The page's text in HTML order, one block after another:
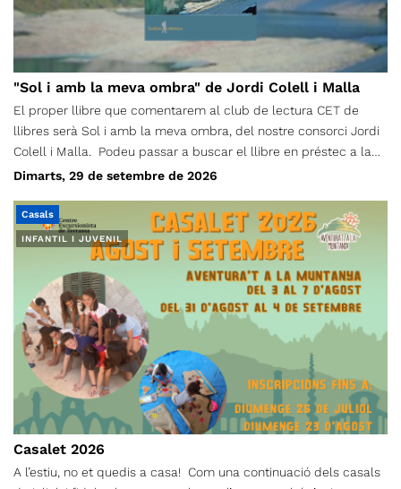
"Sol i amb la meva ombra" de Jordi Colell i Malla
El proper llibre que comentarem al club de lectura CET de
llibres serà Sol i amb la meva ombra, del nostre consorci Jordi
Colell i Malla. Podeu passar a buscar el llibre en préstec a la
Secretaria del CET, de dilluns a divendres de 17h a 20h. La
Cal fer inscripció al formulari adjunt. (Feu-la tant si teniu el
llibre com no, per saber quants l’estem llegint) Preu: Socis/es
gratuït No socis/es: 5€
Dimarts, 29 de setembre de 2026
INFANTIL I JUVENIL
Casals
Casalet 2026
A l’estiu, no et quedis a casa! Com una continuació dels casals